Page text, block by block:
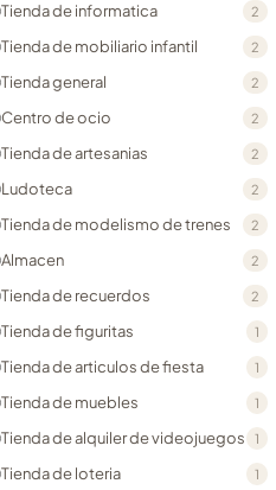
Tienda de informatica 2
Tienda de mobiliario infantil 2
Tienda general 2
Centro de ocio 2
Tienda de artesanias 2
Ludoteca 2
Tienda de modelismo de trenes 2
Almacen 2
Tienda de recuerdos 2
Tienda de figuritas 1
Tienda de articulos de fiesta 1
Tienda de muebles 1
Tienda de alquiler de videojuegos 1
Tienda de loteria 1